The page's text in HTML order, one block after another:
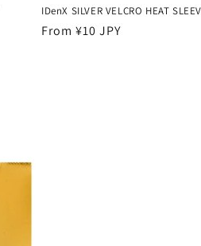
IDenX SILVER VELCRO HEAT
Regular
From ¥10 JPY